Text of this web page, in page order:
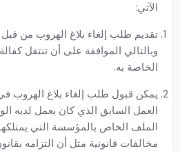
الآتي:
تقديم طلب إلغاء بلاغ الهروب من
وبالتالي الموافقة على أن تنتقل
الخاصة به.
يمكن قبول طلب إلغاء بلاغ
العمل السابق الذي كان يعمل لديه
الملف الخاص بالمؤسسة التي
مخالفات قانونية مثل أن التزامه